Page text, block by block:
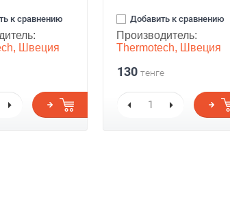
к сравнению
Швеция
Добавить к сравнению
Производитель:
Thermotech, Швеция
130 тенге